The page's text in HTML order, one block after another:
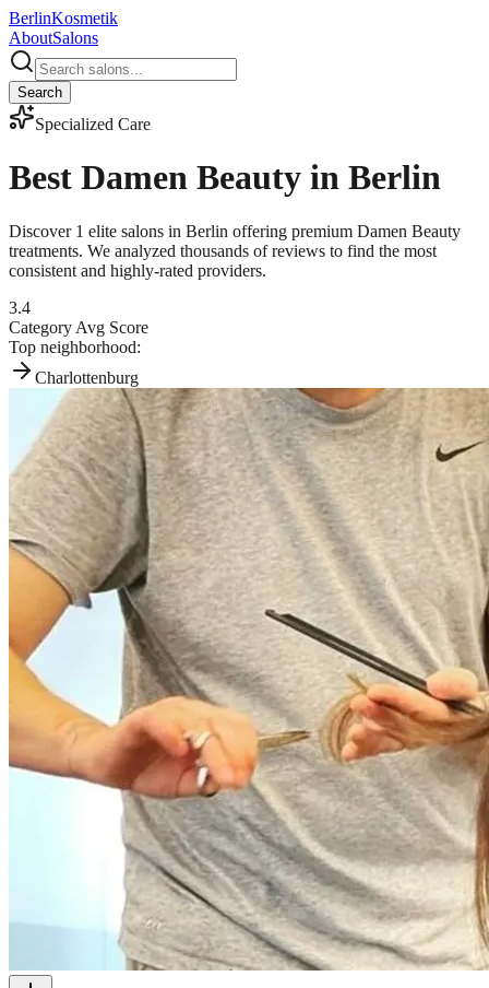
BerlinKosmetik
AboutSalons
Search
Specialized Care
Best Damen Beauty in Berlin
Discover 1 elite salons in Berlin offering premium Damen Beauty
treatments. We analyzed thousands of reviews to find the most
consistent and highly-rated providers.
3.4
Category Avg Score
Top neighborhood:
Charlottenburg